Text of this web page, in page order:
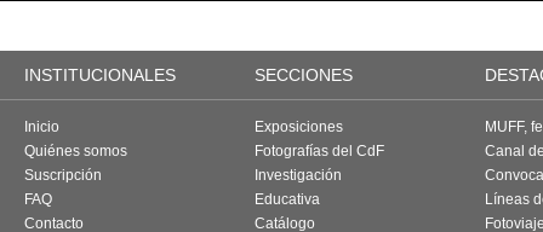
INSTITUCIONALES SECCIONES
Inicio
Quiénes somos
Suscripción
FAQ
Contacto
Exposiciones
Fotografías del CdF
Investigación
Educativa
Catálogo
MUFF,
Canal
Líneas